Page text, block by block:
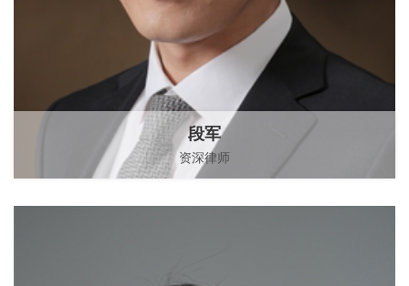
段军
资深律师